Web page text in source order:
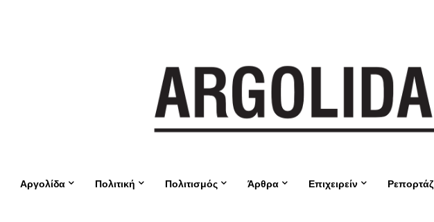
Αργολίδα Πολιτική Πολιτισμός Άρθρα Επιχειρείν Ρεπορτάζ